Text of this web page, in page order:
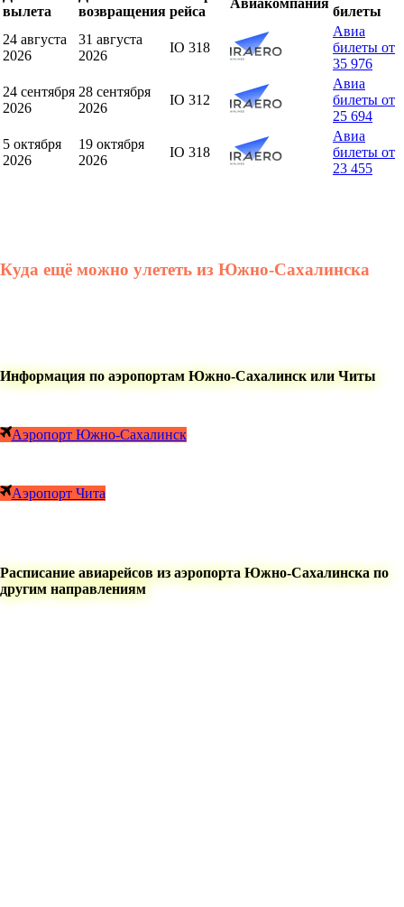
вылета
возвращения рейса
билеты
24 августа
2026
31 августа
2026
IO 318
Авиа
билеты от
35 976
24 сентября
2026
28 сентября
2026
IO 312
Авиа
билеты от
25 694
5 октября
2026
19 октября
2026
IO 318
Авиа
билеты от
23 455
Куда ещё можно улететь из Южно-Сахалинска
Информация по аэропортам Южно-Сахалинск или Читы
Аэропорт Южно-Сахалинск
Аэропорт Чита
Расписание авиарейсов из аэропорта Южно-Сахалинска по
другим направлениям